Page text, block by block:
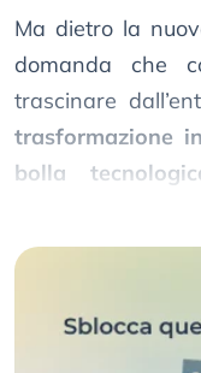
Ma dietro la
domanda che
trascinare
trasformazione
bolla